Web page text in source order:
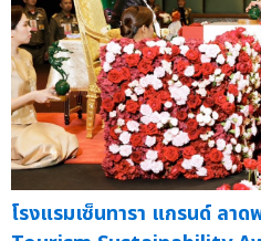
โรงแรมเซ็นทารา แกรนด์ ลา